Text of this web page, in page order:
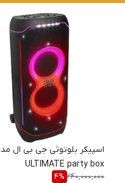
اسپیکر بلوتوثی جی بی ال
ULTIMATE party box
240,000,000
4%